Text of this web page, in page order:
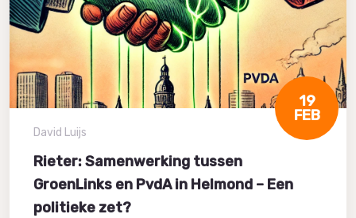
19
FEB
David Luijs
Rieter: Samenwerking tussen
GroenLinks en PvdA in Helmond – Een
politieke zet?